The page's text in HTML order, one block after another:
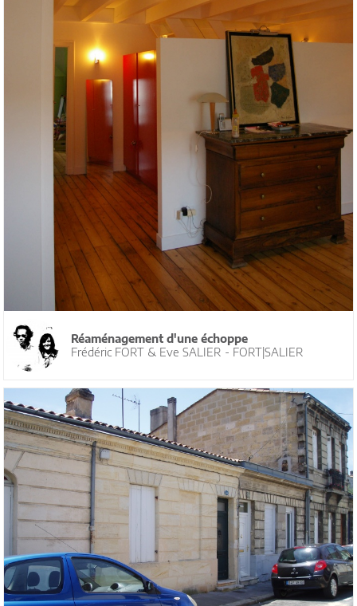
Réaménagement d'une échoppe
Frédéric FORT & Eve SALIER - FORT|SALIER